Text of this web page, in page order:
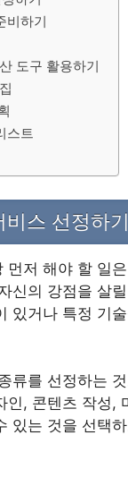
비하기
도구 활용하기
스트
스 선정하기
먼저 해야 할 일
신의 강점을 살
있거나 특정 기
류를 선정하는
인, 콘텐츠 작성,
있는 것을 선택